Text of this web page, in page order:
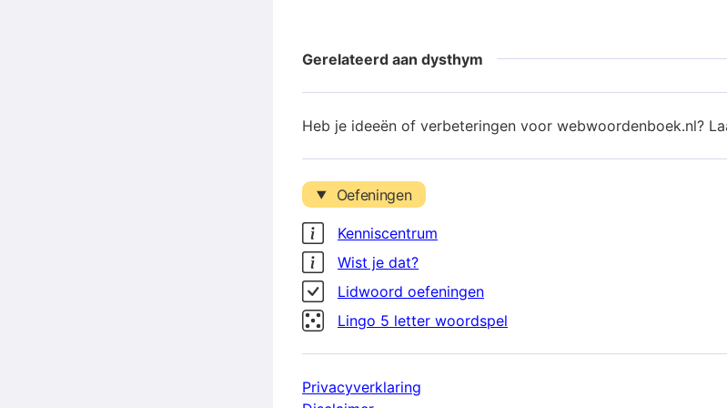
Gerelateerd aan dysthym
Heb je ideeën of verbeteringen voor webwoordenboek.nl?
Oefeningen
Kenniscentrum
Wist je dat?
Lidwoord oefeningen
Lingo 5 letter woordspel
Privacyverklaring